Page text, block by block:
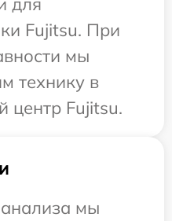
Fujitsu. При
мы
технику в
центр Fujitsu.
мы